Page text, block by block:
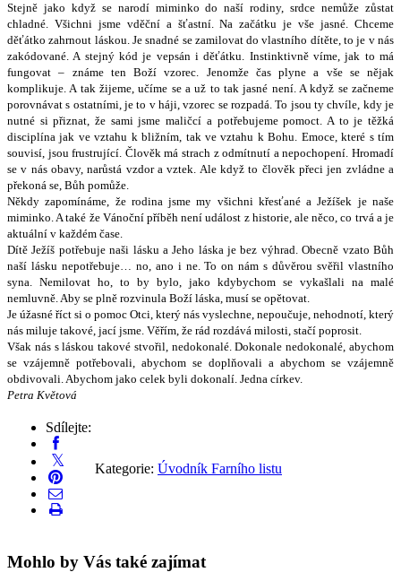
Stejně jako když se narodí miminko do naší rodiny, srdce nemůže zůstat
chladné. Všichni jsme vděční a šťastní. Na začátku je vše jasné. Chceme
děťátko zahrnout láskou. Je snadné se zamilovat do vlastního dítěte, to je v nás
zakódované. A stejnýkód je vepsán i děťátku. Instinktivněvíme, jak to má
fungovat – známe ten Boží vzorec. Jenomže čas plyne a vše se nějak
komplikuje. A tak žijeme, učíme se a už to tak jasné není. A když se začneme
porovnávat s ostatními, je to v háji, vzorec se rozpadá. To jsou ty chvíle, kdy je
nutné si přiznat,že sami jsme maličcí a potřebujeme pomoct. A to je těžká
disciplína jak ve vztahu k bližním, tak ve vztahu k Bohu. Emoce, které s tím
souvisí, jsou frustrující. Člověk má strach z odmítnutí a nepochopení. Hromadí
se v nás obavy, narůstá vzdor a vztek. Ale kdyžto člověk přeci jen zvládne a
překoná se, Bůh pomůže.
Někdy zapomínáme, že rodina jsme my všichni křesťané a Ježíšek je naše
miminko. A také že Vánoční příběh není událost z historie, ale něco, co trvá a je
aktuální v každém čase.
DítěJežíš potřebuje naši lásku a Jeho láska je bez výhrad. Obecně vzato Bůh
naší lásku nepotřebuje… no, ano i ne. To on nám s důvěrou svěřil vlastního
syna. Nemilovat ho, to by bylo, jako kdybychom se vykašlali na malé
nemluvně. Aby se plně rozvinula Boží láska, musí se opětovat.
Je úžasné říct si o pomoc Otci, který nás vyslechne, nepoučuje, nehodnotí, který
nás miluje takové, jací jsme. Věřím, že rád rozdává milosti, stačí poprosit.
Však nás s láskou takové stvořil, nedokonalé. Dokonale nedokonalé, abychom
se vzájemně potřebovali, abychom se doplňovali a abychom se vzájemně
obdivovali. Abychom jako celek byli dokonalí. Jedna církev.
Petra Květová
Sdílejte:
Kategorie: Úvodník Farního listu
Mohlo by Vás také zajímat